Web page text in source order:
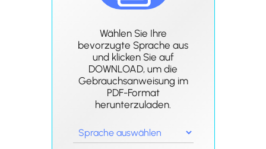
Wählen Sie Ihre
bevorzugte Sprache aus
und klicken Sie auf
DOWNLOAD, um die
Gebrauchsanweisung im
PDF-Format
herunterzuladen.